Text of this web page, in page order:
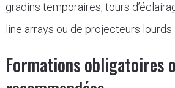
gradins temporaires, tours
line arrays ou de projecteurs lourds.
Formations obligatoires